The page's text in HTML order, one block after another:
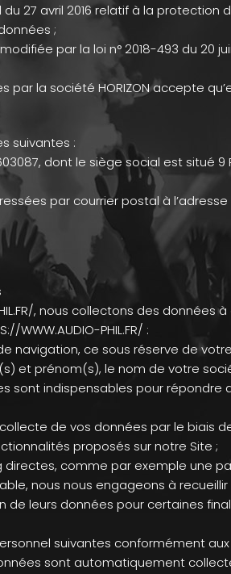
27 avril 2016 relatif à la
;
par la loi n° 2018-493 du
la société HORIZON accepte
suivantes :
dont le siège social est situé 9
par courrier postal à l’adresse
, nous collectons des
PHIL.FR/ :
navigation, ce sous réserve de
et prénom(s), le nom de votre
indispensables pour répondre
de vos données par le biais
proposés sur notre Site ;
comme par exemple une
nous nous engageons à
leurs données pour certaines
suivantes conformément
sont automatiquement